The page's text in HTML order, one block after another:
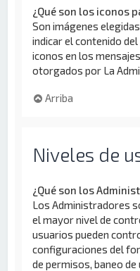
¿Qué son los iconos
Son imágenes
indicar el contenido
iconos en los
otorgados por La
Arriba
Niveles de
¿Qué son los
Los Administradores
el mayor nivel de
usuarios pueden
configuraciones del
de permisos, baneo